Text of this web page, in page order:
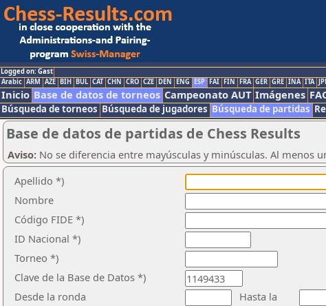
Logged on: Gast
Arabic ARM AZE BIH BUL CAT CHN CRO CZE DEN ENG ESP FAI FIN FRA GER GRE INA ITA
Inicio Base de datos de torneos Campeonato AUT Imágenes
Búsqueda de torneos Búsqueda de jugadores Búsqueda de partidas
Base de datos de partidas de Chess Results
Aviso: No se diferencia entre mayúsculas y minúsculas. Al menos
Apellido *)
Nombre
Código FIDE *)
ID Nacional *)
Torneo *)
Clave de la Base de Datos *)
Desde la ronda
Hasta la